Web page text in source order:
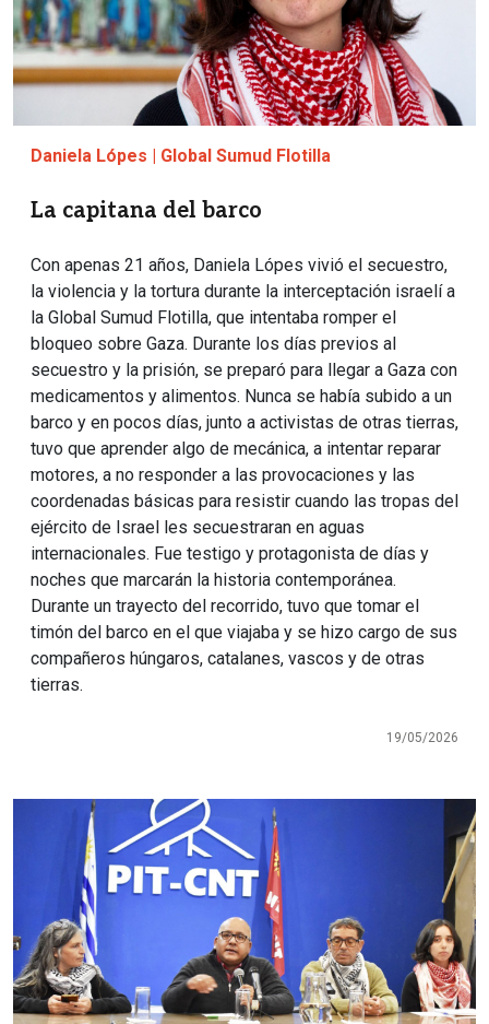
Daniela Lópes | Global Sumud Flotilla
La capitana del barco
Con apenas 21 años, Daniela Lópes vivió el secuestro,
la violencia y la tortura durante la interceptación israelí a
la Global Sumud Flotilla, que intentaba romper el
bloqueo sobre Gaza. Durante los días previos al
secuestro y la prisión, se preparó para llegar a Gaza con
medicamentos y alimentos. Nunca se había subido a un
barco y en pocos días, junto a activistas de otras tierras,
tuvo que aprender algo de mecánica, a intentar reparar
motores, a no responder a las provocaciones y las
coordenadas básicas para resistir cuando las tropas del
ejército de Israel les secuestraran en aguas
internacionales. Fue testigo y protagonista de días y
noches que marcarán la historia contemporánea.
Durante un trayecto del recorrido, tuvo que tomar el
timón del barco en el que viajaba y se hizo cargo de sus
compañeros húngaros, catalanes, vascos y de otras
tierras.
19/05/2026
Imagen